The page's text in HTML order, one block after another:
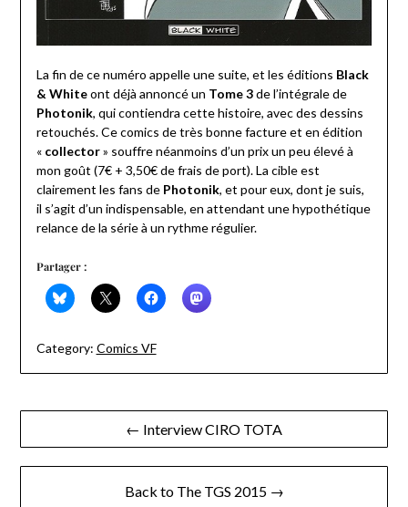
La fin de ce numéro appelle une suite, et les éditions Black
& Whiteont déjà annoncé un Tome 3de l’intégrale de
Photonik, qui contiendra cette histoire, avec des dessins
retouchés. Ce comics de très bonne facture et en édition
« collector» souffre néanmoins d’un prix un peu élevé à
mon goût (7€ + 3,50€ de frais de port). La cible est
clairement les fans de Photonik, et pour eux, dont je suis,
il s’agit d’un indispensable, en attendant une hypothétique
relance de la série à un rythme régulier.
Partager :
Category: Comics VF
Navigation
de
← Interview CIRO TOTA
Back to The TGS 2015 →